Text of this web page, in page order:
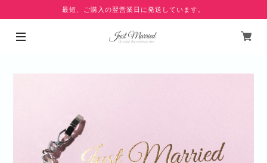
最短、ご購入の翌営業日に発送しています。